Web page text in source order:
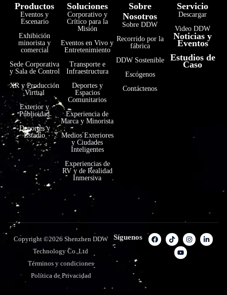
Productos
Eventos y
Escenario
Exhibición
minorista y
comercial
Sede Corporativa
y Sala de Control
XR y Producción
Virtual
Exterior y
Publicidad
Deportes y
Estadio
Soluciones
Corporativo y
Crítico para la
Misión
Eventos en Vivo y
Entretenimiento
Transporte e
Infraestructura
Deportes y
Espacios
Comunitarios
Experiencia de
Marca y Minorista
Medios Exteriores
y Ciudades
Inteligentes
Experiencias de
RV y de Realidad
Inmersiva
Sobre
Nosotros
Sobre DDW
Recorrido por la
fábrica
DDW Sostenible
Escógenos
Contáctenos
Servicio
Descargar
Video DDW
Noticias y
Eventos
Estudios de
Caso
Copyright ©2026 Shenzhen DDW
Technology Co.,Ltd
Términos y condiciones
Política de Privacidad
Síguenos
: